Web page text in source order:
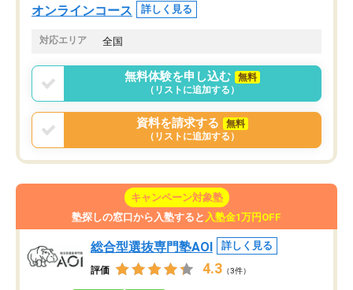
意識が変わったことが、目標校への合
オンラインコース 詳しく見る
対応エリア 全国
無料体験を申し込む
無料
（リストに追加する）
資料を請求する
無料
（リストに追加する）
キャンペーン対象塾
塾探しの窓口から入塾すると 入塾金1万円OFF
総合型選抜専門塾AOI 詳しく見る
評価 4.3 （3件）